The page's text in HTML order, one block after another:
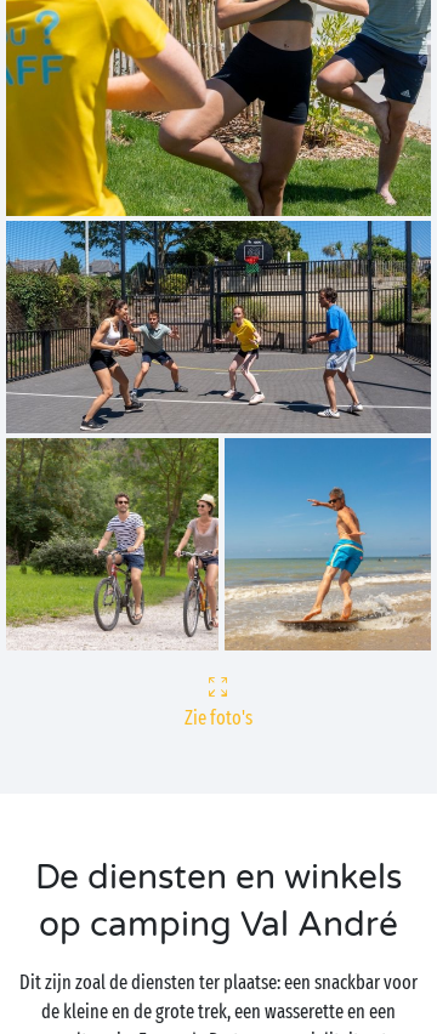
Zie foto's
De diensten en winkels
op camping Val André
Dit zijn zoal de diensten ter plaatse: een snackbar voor
de kleine en de grote trek, een wasserette en een